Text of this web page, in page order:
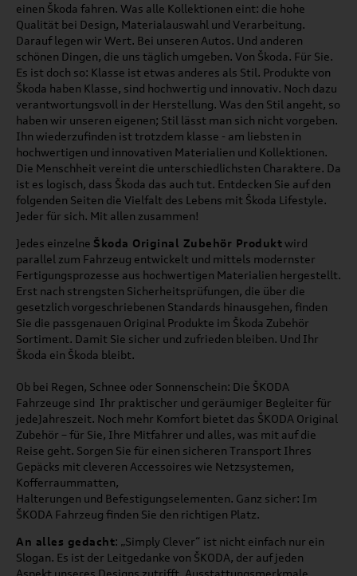
einen Škoda fahren. Was alle Kollektionen eint: die hohe
Qualität bei Design, Materialauswahl und Verarbeitung.
Darauf legen wir Wert. Bei unseren Autos. Und anderen
schönen Dingen, die uns täglich umgeben. Von Škoda. Für Sie.
Es ist doch so: Klasse ist etwas anderes als Stil. Produkte von
Škoda haben Klasse, sind hochwertig und innovativ. Noch dazu
verantwortungsvoll in der Herstellung. Was den Stil angeht, so
haben wir unseren eigenen; Stil lässt man sich nicht vorgeben.
Ihn wiederzufinden ist trotzdem klasse - am liebsten in
hochwertigen und innovativen Materialien und Kollektionen.
Die Menschheit vereint die unterschiedlichsten Charaktere. Da
ist es logisch, dass Škoda das auch tut. Entdecken Sie auf den
folgenden Seiten die Vielfalt des Lebens mit Škoda Lifestyle.
Jeder für sich. Mit allen zusammen!
Jedes einzelne Škoda Original Zubehör Produktwird
parallel zum Fahrzeug entwickelt und mittels modernster
Fertigungsprozesse aus hochwertigen Materialien hergestellt.
Erst nach strengsten Sicherheitsprüfungen, die über die
gesetzlich vorgeschriebenen Standards hinausgehen, finden
Sie die passgenauen Original Produkte im Škoda Zubehör
Sortiment. Damit Sie sicher und zufrieden bleiben. Und Ihr
Škoda ein Škoda bleibt.
Ob bei Regen, Schnee oder Sonnenschein: Die ŠKODA
Fahrzeuge sind Ihr praktischer und geräumiger Begleiter für
jedeJahreszeit. Noch mehr Komfort bietet das ŠKODA Original
Zubehör – für Sie, Ihre Mitfahrer und alles, was mit auf die
Reise geht. Sorgen Sie für einen sicheren Transport Ihres
Gepäcks mit cleveren Accessoires wie Netzsystemen,
Kofferraummatten,
Halterungen und Befestigungselementen. Ganz sicher: Im
ŠKODA Fahrzeug finden Sie den richtigen Platz.
An alles gedacht: „Simply Clever“ ist nicht einfach nur ein
Slogan. Es ist der Leitgedanke von ŠKODA, der auf jeden
Aspekt unseres Designs zutrifft. Ausstattungsmerkmale,